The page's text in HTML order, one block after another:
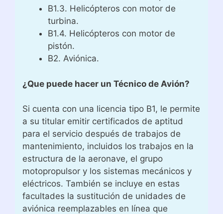
B1.3. Helicópteros con motor de
turbina.
B1.4. Helicópteros con motor de
pistón.
B2. Aviónica.
¿Que puede hacer un Técnico de Avión?
Si cuenta con una licencia tipo B1, le permite
a su titular emitir certificados de aptitud
para el servicio después de trabajos de
mantenimiento, incluidos los trabajos en la
estructura de la aeronave, el grupo
motopropulsor y los sistemas mecánicos y
eléctricos. También se incluye en estas
facultades la sustitución de unidades de
aviónica reemplazables en línea que